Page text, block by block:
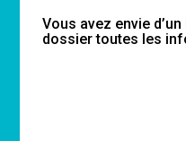
Vous avez envie
dossier toutes les